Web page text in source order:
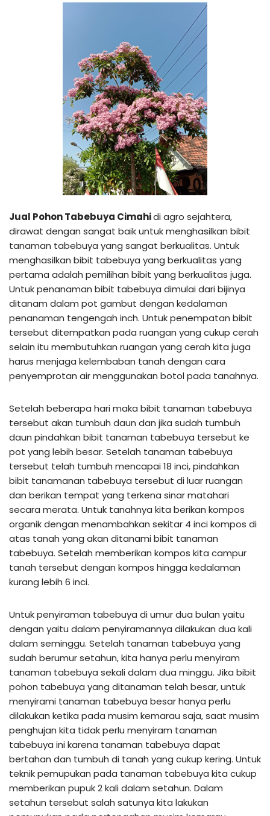
Jual Pohon Tabebuya Cimahidi agro sejahtera,
dirawat dengan sangat baik untuk menghasilkan bibit
tanaman tabebuya yang sangat berkualitas. Untuk
menghasilkan bibit tabebuya yang berkualitas yang
pertama adalah pemilihan bibit yang berkualitas juga.
Untuk penanaman bibit tabebuya dimulai dari bijinya
ditanam dalam pot gambut dengan kedalaman
penanaman tengengah inch. Untuk penempatan bibit
tersebut ditempatkan pada ruangan yang cukup cerah
selain itu membutuhkan ruangan yang cerah kita juga
harus menjaga kelembaban tanah dengan cara
penyemprotan air menggunakan botol pada tanahnya.
Setelah beberapa hari maka bibit tanaman tabebuya
tersebut akan tumbuh daun dan jika sudah tumbuh
daun pindahkan bibit tanaman tabebuya tersebut ke
pot yang lebih besar. Setelah tanaman tabebuya
tersebut telah tumbuh mencapai 18 inci, pindahkan
bibit tanamanan tabebuya tersebut di luar ruangan
dan berikan tempat yang terkena sinar matahari
secara merata. Untuk tanahnya kita berikan kompos
organik dengan menambahkan sekitar 4 inci kompos di
atas tanah yang akan ditanami bibit tanaman
tabebuya. Setelah memberikan kompos kita campur
tanah tersebut dengan kompos hingga kedalaman
kurang lebih 6 inci.
Untuk penyiraman tabebuya di umur dua bulan yaitu
dengan yaitu dalam penyiramannya dilakukan dua kali
dalam seminggu. Setelah tanaman tabebuya yang
sudah berumur setahun, kita hanya perlu menyiram
tanaman tabebuya sekali dalam dua minggu. Jika bibit
pohon tabebuya yang ditanaman telah besar, untuk
menyirami tanaman tabebuya besar hanya perlu
dilakukan ketika pada musim kemarau saja, saat musim
penghujan kita tidak perlu menyiram tanaman
tabebuya ini karena tanaman tabebuya dapat
bertahan dan tumbuh di tanah yang cukup kering. Untuk
teknik pemupukan pada tanaman tabebuya kita cukup
memberikan pupuk 2 kali dalam setahun. Dalam
setahun tersebut salah satunya kita lakukan